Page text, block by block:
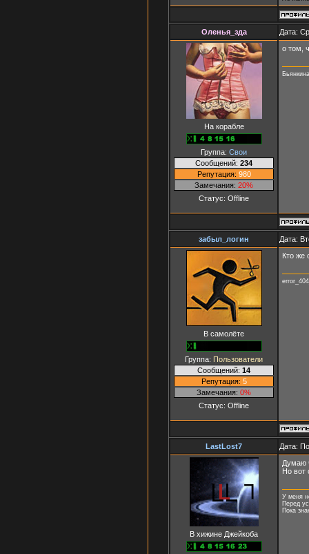
Оленья_зда Дата:
На корабле
Группа: Свои
Сообщений: 234
Репутация: 980
Замечания: 20%
Статус: Offline
о том,
забыл_логин Дата:
В самолёте
Группа: Пользователи
Сообщений: 14
Репутация: 5
Замечания: 0%
Статус: Offline
Кто же
LastLost7 Дата:
В хижине Джейкоба
Думаю
Но вот
У меня
Перед
Пока